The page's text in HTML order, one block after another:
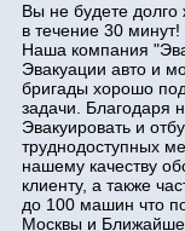
Вы не будете
в течение 30 минут!
Наша компания
Эвакуации авто и
бригады хорошо
задачи.
Эвакуировать и
труднодоступных
нашему качеству
клиенту, а также
до 100 машин что
Москвы и